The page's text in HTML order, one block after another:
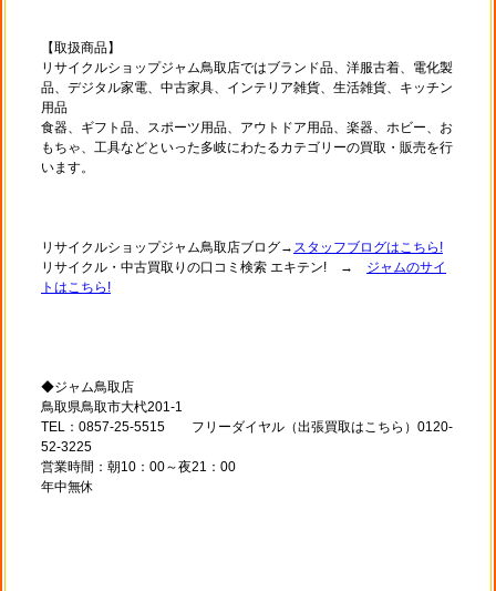
【取扱商品】
リサイクルショップジャム鳥取店ではブランド品、洋服古着、電化製
品、デジタル家電、中古家具、インテリア雑貨、生活雑貨、キッチン
用品
食器、ギフト品、スポーツ用品、アウトドア用品、楽器、ホビー、お
もちゃ、工具などといった多岐にわたるカテゴリーの買取・販売を行
います。
リサイクルショップジャム鳥取店ブログ→ スタッフブログはこちら!
リサイクル・中古買取りの口コミ検索 エキテン! → ジャムのサイ
トはこちら!
◆ジャム鳥取店
鳥取県鳥取市大杙201-1
TEL：0857-25-5515 フリーダイヤル（出張買取はこちら）0120-
52-3225
営業時間：朝10：00～夜21：00
年中無休